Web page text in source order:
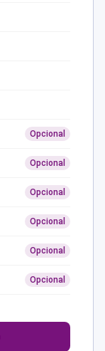
Opcional
Opcional
Opcional
Opcional
Opcional
Opcional